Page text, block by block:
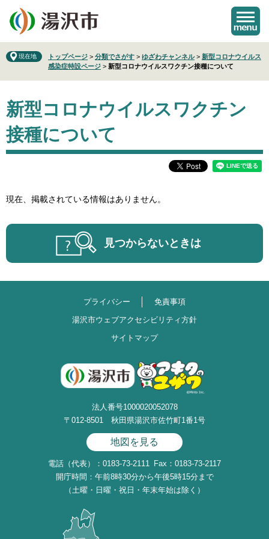
の
先
で
。
ー
を
ば
て
本
文
へ
現在地 トップページ > 分類でさがす > ゆざわチャンネル > 新型コロナウイルス
感染症特設ページ > 新型コロナウイルスワクチン接種について
文
新型コロナウイルスワクチン
接種について
現在、掲載されている情報はありません。
見つからないときは
プライバシー
免責事項
湯沢市ウェブアクセシビリティ方針
サイトマップ
法人番号1000020052078
〒012-8501 秋田県湯沢市佐竹町1番1号
地図を見る
電話（代表）：0183-73-2111 Fax：0183-73-2117
開庁時間：午前8時30分から午後5時15分まで
（土曜・日曜・祝日・年末年始は除く）